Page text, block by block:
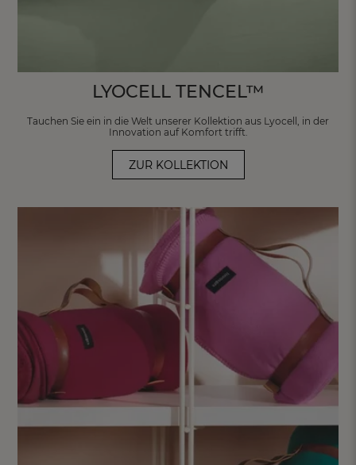
LYOCELL TENCEL™
Tauchen Sie ein in die Welt unserer Kollektion aus Lyocell, in der
Innovation auf Komfort trifft.
ZUR KOLLEKTION